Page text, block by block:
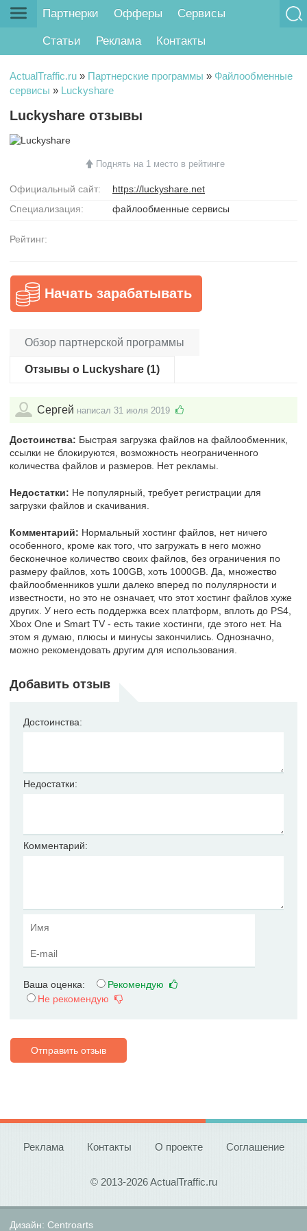
Партнерки Офферы Сервисы
Статьи Реклама Контакты
ActualTraffic.ru » Партнерские программы » Файлообменные
сервисы » Luckyshare
Luckyshare отзывы
Поднять на 1 место в рейтинге
Официальный сайт:
https://luckyshare.net
Специализация:
файлообменные сервисы
Рейтинг:
Начать зарабатывать
Обзор партнерской программы
Отзывы о Luckyshare (1)
Сергей написал 31 июля 2019
Достоинства: Быстрая загрузка файлов на файлообменник,
ссылки не блокируются, возможность неограниченного
количества файлов и размеров. Нет рекламы.
Недостатки: Не популярный, требует регистрации для
загрузки файлов и скачивания.
Комментарий: Нормальный хостинг файлов, нет ничего
особенного, кроме как того, что загружать в него можно
бесконечное количество своих файлов, без ограничения по
размеру файлов, хоть 100GB, хоть 1000GB. Да, множество
файлообменников ушли далеко вперед по полулярности и
известности, но это не означает, что этот хостинг файлов хуже
других. У него есть поддержка всех платформ, вплоть до PS4,
Xbox One и Smart TV - есть такие хостинги, где этого нет. На
этом я думаю, плюсы и минусы закончились. Однозначно,
можно рекомендовать другим для использования.
Добавить отзыв
Достоинства:
Недостатки:
Комментарий:
Ваша оценка:
Рекомендую
Не рекомендую
Отправить отзыв
Реклама Контакты О проекте Соглашение
© 2013-2026 ActualTraffic.ru
Дизайн: Centroarts